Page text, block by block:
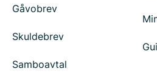
Gåvobrev
Skuldebrev
Samboavtal